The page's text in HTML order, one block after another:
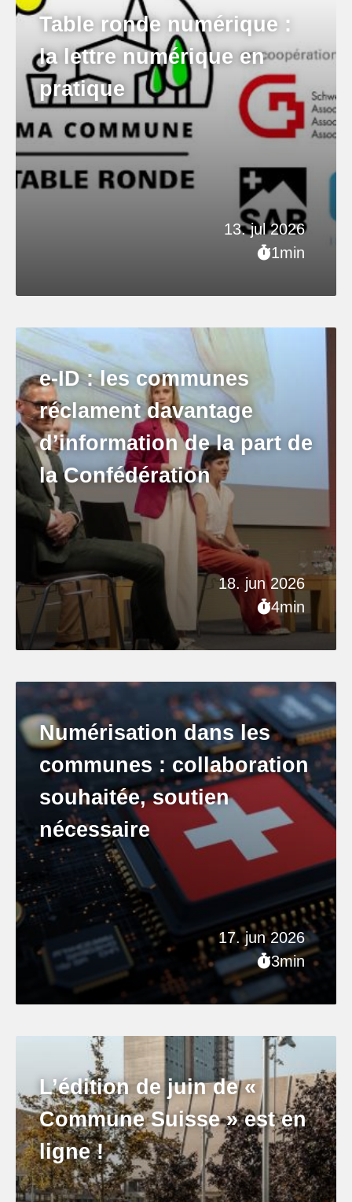
13. jul 2026
1min
Table ronde numérique :
la lettre numérique en
pratique
18. jun 2026
4min
e-ID : les communes
réclament davantage
d’information de la part de
la Confédération
17. jun 2026
3min
Numérisation dans les
communes : collaboration
souhaitée, soutien
nécessaire
L’édition de juin de «
Commune Suisse » est en
ligne !